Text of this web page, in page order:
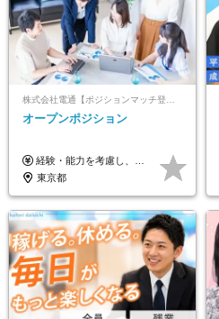
株式会社電通【ポジションマッチ登録】
オープンポジション
経験・能力を考慮し、当社規定により決定します。 ▼参考情報 ------------ 年収イメージ：500万～1500万
東京都